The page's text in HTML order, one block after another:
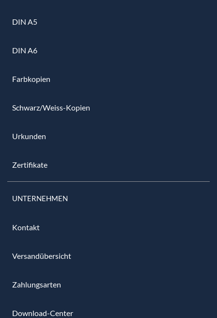
DIN A5
DIN A6
Farbkopien
Schwarz/Weiss-Kopien
Urkunden
Zertifikate
UNTERNEHMEN
Kontakt
Versandübersicht
Zahlungsarten
Download-Center